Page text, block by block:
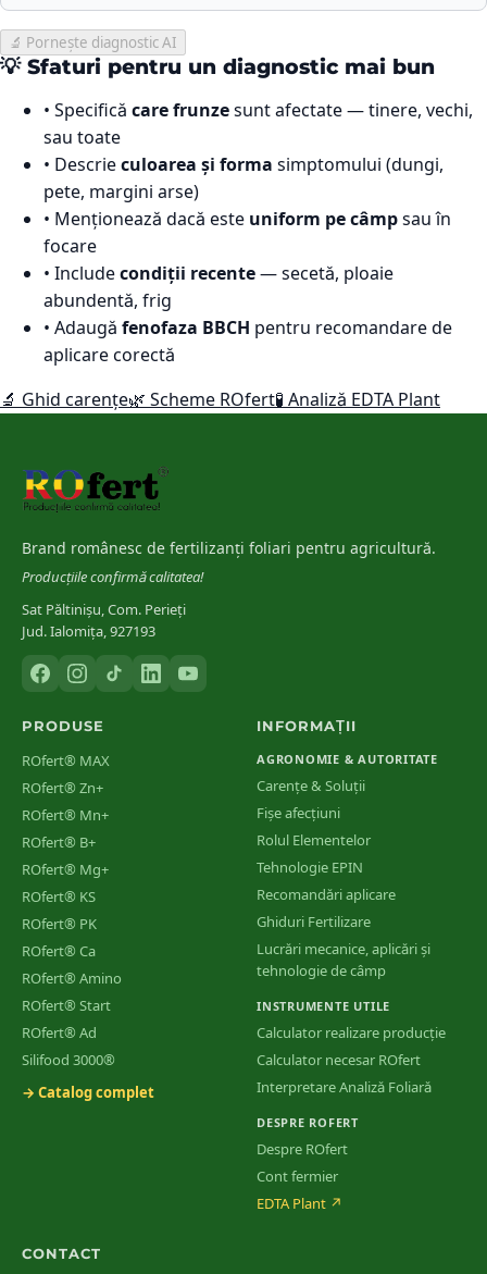
🔬 Pornește diagnostic AI
💡 Sfaturi pentru un diagnostic mai bun
• Specifică care frunzesunt afectate — tinere, vechi,
sau toate
• Descrieculoarea și forma simptomului (dungi,
pete, margini arse)
• Menționează dacă este uniform pe câmpsau în
focare
• Includecondiții recente— secetă, ploaie
abundentă, frig
• Adaugă fenofaza BBCH pentru recomandare de
aplicare corectă
🔬 Ghid carențe🌿 Scheme ROfert🧪 Analiză EDTA Plant
Brand românesc de fertilizanți foliari pentru agricultură.
Producțiile confirmă calitatea!
Sat Păltinișu, Com. Perieți
Jud. Ialomița, 927193
PRODUSE
ROfert® MAX
ROfert® Zn+
ROfert® Mn+
ROfert® B+
ROfert® Mg+
ROfert® KS
ROfert® PK
ROfert® Ca
ROfert® Amino
ROfert® Start
ROfert® Ad
Silifood 3000®
→ Catalog complet
INFORMAȚII
AGRONOMIE & AUTORITATE
Carențe & Soluții
Fișe afecțiuni
Rolul Elementelor
Tehnologie EPIN
Recomandări aplicare
Ghiduri Fertilizare
Lucrări mecanice, aplicări și
tehnologie de câmp
INSTRUMENTE UTILE
Calculator realizare producție
Calculator necesar ROfert
Interpretare Analiză Foliară
DESPRE ROFERT
Despre ROfert
Cont fermier
EDTA Plant ↗
CONTACT